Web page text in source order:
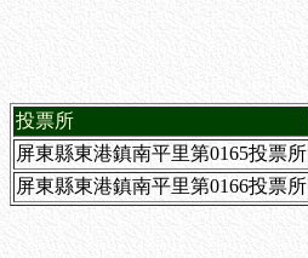
投票所
屏東縣東港鎮南平里第0165投票所
屏東縣東港鎮南平里第0166投票所